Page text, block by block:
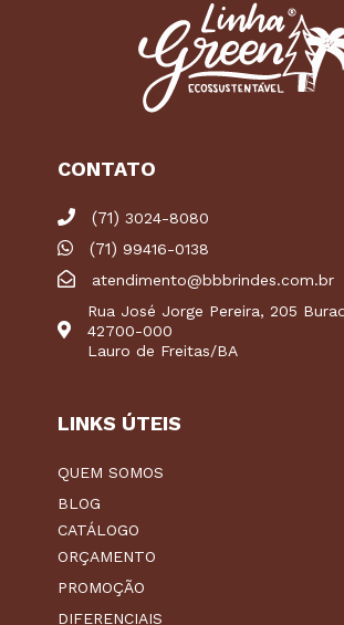
CONTATO
(71) 3024-8080
(71) 99416-0138
atendimento@bbbrindes.com.br
Rua José Jorge Pereira, 205
42700-000
Lauro de Freitas/BA
LINKS ÚTEIS
QUEM SOMOS
BLOG
CATÁLOGO
ORÇAMENTO
PROMOÇÃO
DIFERENCIAIS